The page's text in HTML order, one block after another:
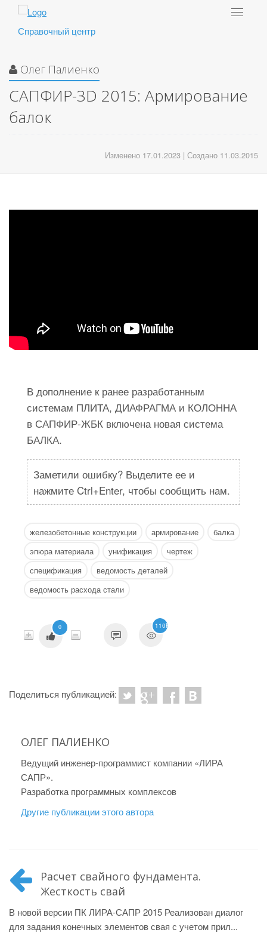
Toggle
Справочный центр
Олег Палиенко
САПФИР-3D 2015: Армирование
балок
Изменено 17.01.2023 | Создано 11.03.2015
В дополнение к ранее разработанным
системам ПЛИТА, ДИАФРАГМА и КОЛОННА
в САПФИР-ЖБК включена новая система
БАЛКА.
Заметили ошибку? Выделите ее и
нажмите Ctrl+Enter, чтобы сообщить нам.
железобетонные конструкции армирование
балка
эпюра материала
унификация
чертеж
спецификация
ведомость деталей
ведомость расхода стали
0 110K
Поделиться публикацией:
ОЛЕГ ПАЛИЕНКО
Ведущий инженер-программист компании «ЛИРА
САПР».
Разработка программных комплексов
Другие публикации этого автора
Расчет свайного фундамента.
Жесткость свай
В новой версии ПК ЛИРА-САПР 2015 Реализован диалог
для задания конечных элементов свая с учетом прил...